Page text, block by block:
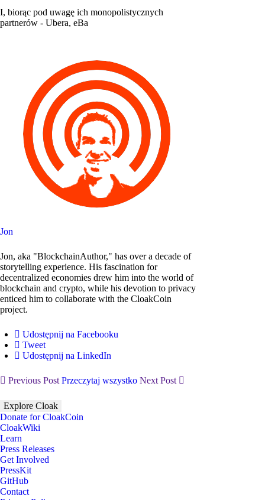
I, biorąc pod uwagę ich monopolistycznych
partnerów - Ubera, eBa
Jon
Jon, aka "BlockchainAuthor," has over a decade of
storytelling experience. His fascination for
decentralized economies drew him into the world of
blockchain and crypto, while his devotion to privacy
enticed him to collaborate with the CloakCoin
project.
Udostępnij na Facebooku
Tweet
Udostępnij na LinkedIn
Previous Post Przeczytaj wszystko Next Post
Explore Cloak
Donate for CloakCoin
CloakWiki
Learn
Press Releases
Get Involved
PressKit
GitHub
Contact